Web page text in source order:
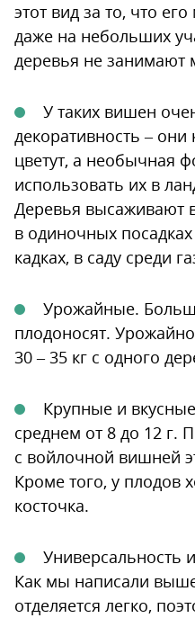
этот вид за то, что
даже на небольших
деревья не занимают
У таких вишен
декоративность –
цветут, а необычная
использовать их в
Деревья высаживают
в одиночных
кадках, в саду среди
Урожайные.
плодоносят.
30 – 35 кг с одного
Крупные и
среднем от 8 до 12 г.
с войлочной вишней
Кроме того, у плодов
косточка.
Универсальность
Как мы написали
отделяется легко,